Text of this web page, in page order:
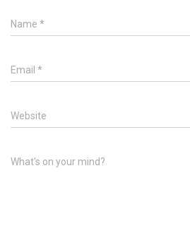
Name *
Email *
Website
What's on your mind?